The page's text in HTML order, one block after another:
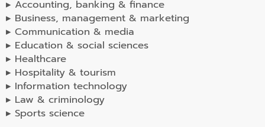
▸ Accounting, banking & finance
▸ Business, management & marketing
▸ Communication & media
▸ Education & social sciences
▸ Healthcare
▸ Hospitality & tourism
▸ Information technology
▸ Law & criminology
▸ Sports science